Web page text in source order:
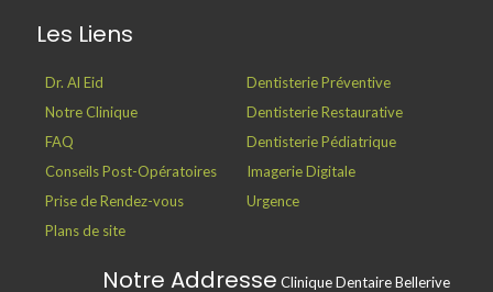
Les Liens
Dr. Al Eid
Notre Clinique
FAQ
Conseils Post-Opératoires
Prise de Rendez-vous
Plans de site
Dentisterie Préventive
Dentisterie Restaurative
Dentisterie Pédiatrique
Imagerie Digitale
Urgence
Notre Addresse Clinique Dentaire Bellerive